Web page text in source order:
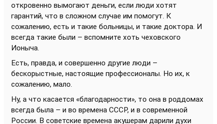
откровенно вымогают деньги, если люди хотят
гарантий, что в сложном случае им помогут. К
сожалению, есть и такие больницы, и такие доктора. И
всегда такие были – вспомните хоть чеховского
Ионыча.
Есть, правда, и совершенно другие люди –
бескорыстные, настоящие профессионалы. Но их, к
сожалению, мало.
Ну, а что касается «благодарности», то она в роддомах
всегда была – и во времена СССР, и в современной
России. В советские времена акушерам дарили духи